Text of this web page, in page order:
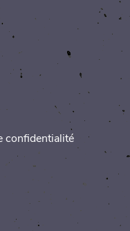
confidentialité